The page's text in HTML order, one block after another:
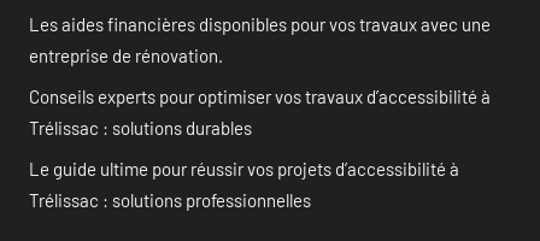
Les aides financières disponibles pour vos travaux avec une
entreprise de rénovation.
Conseils experts pour optimiser vos travaux d’accessibilité à
Trélissac : solutions durables
Le guide ultime pour réussir vos projets d’accessibilité à
Trélissac : solutions professionnelles